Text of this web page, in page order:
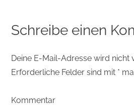
Schreibe einen
Deine E-Mail-Adresse wird nicht
Erforderliche Felder sind mit *
Kommentar